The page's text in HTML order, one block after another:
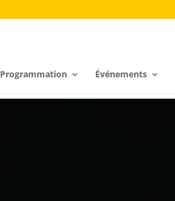
Programmation Événements